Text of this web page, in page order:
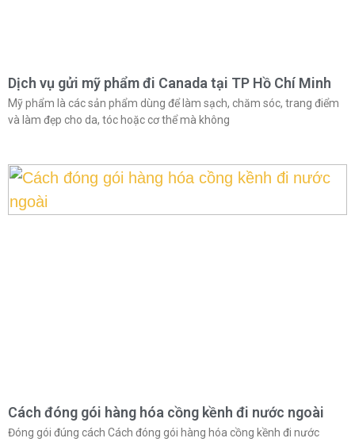
Dịch vụ gửi mỹ phẩm đi Canada tại TP Hồ Chí Minh
Mỹ phẩm là các sản phẩm dùng để làm sạch, chăm sóc, trang điểm
và làm đẹp cho da, tóc hoặc cơ thể mà không
Cách đóng gói hàng hóa cồng kềnh đi nước ngoài
Đóng gói đúng cách Cách đóng gói hàng hóa cồng kềnh đi nước